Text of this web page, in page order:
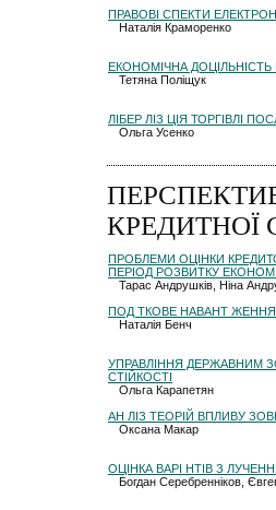
ПРАВОВІ СПЕКТИ
Наталія Краморенко
ЕКОНОМІЧНА
Тетяна Поліщук
ЛІБЕР ЛІЗ ЦІЯ ТОРГІВЛІ
Ольга Усенко
КРЕДИТНОЇ
ПРОБЛЕМИ ОЦІНКИ
ПЕРІОД РОЗВИТКУ
Тарас Андрушків, Ніна
ПОД ТКОВЕ НАВАНТ
Наталія Бенч
УПРАВЛІННЯ ДЕРЖАВНИМ
СТІЙКОСТІ
Ольга Карапетян
АН ЛІЗ ТЕОРІЙ ВПЛИВУ
Оксана Макар
ОЦІНКА ВАРІ НТІВ З
Богдан Серебренніков,